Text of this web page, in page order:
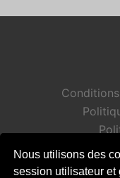
Nous utilisons des
session utilisateur et
Politique